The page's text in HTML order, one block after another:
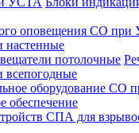
оповещения СО
настенные
потолочные
всепогодные
оборудование СО
обеспечение
СПА для